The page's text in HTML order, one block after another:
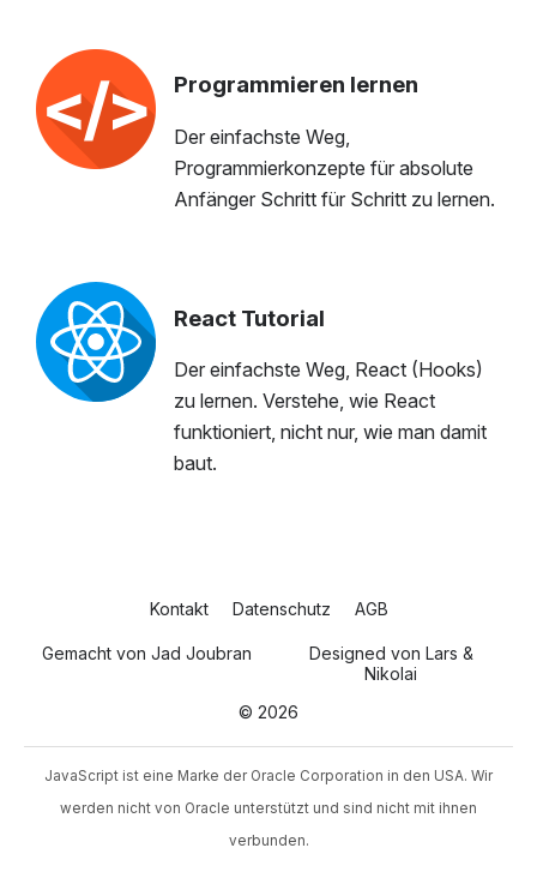
Programmieren lernen
Der einfachste Weg,
Programmierkonzepte für absolute
Anfänger Schritt für Schritt zu lernen.
React Tutorial
Der einfachste Weg, React (Hooks)
zu lernen. Verstehe, wie React
funktioniert, nicht nur, wie man damit
baut.
Kontakt Datenschutz AGB
Gemacht von Jad Joubran Designed von Lars &
Nikolai
© 2026
JavaScript ist eine Marke der Oracle Corporation in den USA. Wir
werden nicht von Oracle unterstützt und sind nicht mit ihnen
verbunden.